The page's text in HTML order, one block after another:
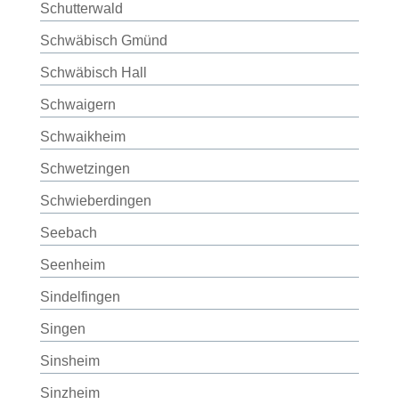
Schutterwald
Schwäbisch Gmünd
Schwäbisch Hall
Schwaigern
Schwaikheim
Schwetzingen
Schwieberdingen
Seebach
Seenheim
Sindelfingen
Singen
Sinsheim
Sinzheim